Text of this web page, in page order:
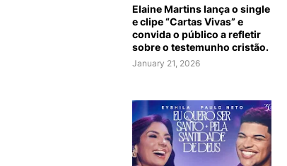
Elaine Martins lança o single
e clipe “Cartas Vivas” e
convida o público a refletir
sobre o testemunho cristão.
January 21, 2026